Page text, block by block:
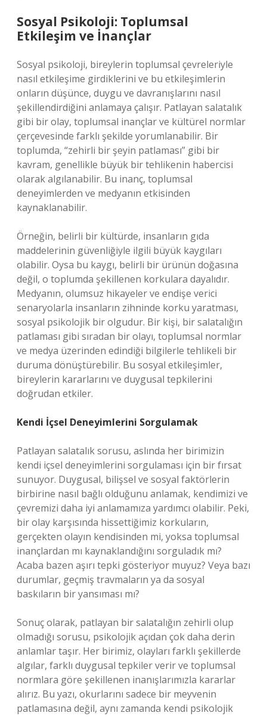
Sosyal Psikoloji: Toplumsal
Etkileşim ve İnançlar
Sosyal psikoloji, bireylerin toplumsal çevreleriyle
nasıl etkileşime girdiklerini ve bu etkileşimlerin
onların düşünce, duygu ve davranışlarını nasıl
şekillendirdiğini anlamaya çalışır. Patlayan salatalık
gibi bir olay, toplumsal inançlar ve kültürel normlar
çerçevesinde farklı şekilde yorumlanabilir. Bir
toplumda, “zehirli bir şeyin patlaması” gibi bir
kavram, genellikle büyük bir tehlikenin habercisi
olarak algılanabilir. Bu inanç, toplumsal
deneyimlerden ve medyanın etkisinden
kaynaklanabilir.
Örneğin, belirli bir kültürde, insanların gıda
maddelerinin güvenliğiyle ilgili büyük kaygıları
olabilir. Oysa bu kaygı, belirli bir ürünün doğasına
değil, o toplumda şekillenen korkulara dayalıdır.
Medyanın, olumsuz hikayeler ve endişe verici
senaryolarla insanların zihninde korku yaratması,
sosyal psikolojik bir olgudur. Bir kişi, bir salatalığın
patlaması gibi sıradan bir olayı, toplumsal normlar
ve medya üzerinden edindiği bilgilerle tehlikeli bir
duruma dönüştürebilir. Bu sosyal etkileşimler,
bireylerin kararlarını ve duygusal tepkilerini
doğrudan etkiler.
Kendi İçsel Deneyimlerini Sorgulamak
Patlayan salatalık sorusu, aslında her birimizin
kendi içsel deneyimlerini sorgulaması için bir fırsat
sunuyor. Duygusal, bilişsel ve sosyal faktörlerin
birbirine nasıl bağlı olduğunu anlamak, kendimizi ve
çevremizi daha iyi anlamamıza yardımcı olabilir. Peki,
bir olay karşısında hissettiğimiz korkuların,
gerçekten olayın kendisinden mi, yoksa toplumsal
inançlardan mı kaynaklandığını sorguladık mı?
Acaba bazen aşırı tepki gösteriyor muyuz? Veya bazı
durumlar, geçmiş travmaların ya da sosyal
baskıların bir yansıması mı?
Sonuç olarak, patlayan bir salatalığın zehirli olup
olmadığı sorusu, psikolojik açıdan çok daha derin
anlamlar taşır. Her birimiz, olayları farklı şekillerde
algılar, farklı duygusal tepkiler verir ve toplumsal
normlara göre şekillenen inanışlarımızla kararlar
alırız. Bu yazı, okurlarını sadece bir meyvenin
patlamasına değil, aynı zamanda kendi psikolojik